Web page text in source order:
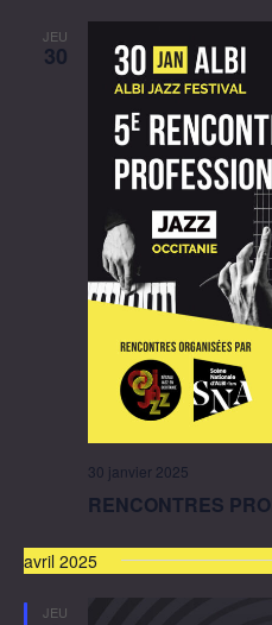
JEU
30
30 janvier 2025
RENCONTRES
avril 2025
JEU